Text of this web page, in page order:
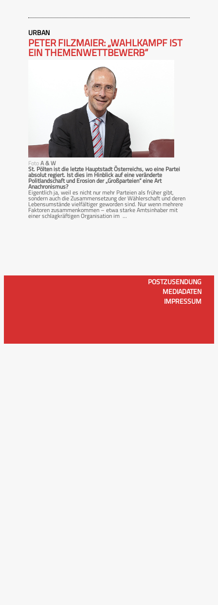
URBAN
PETER FILZMAIER: „WAHLKAMPF IST
EIN THEMENWETTBEWERB“
FotoA & W
St. Pölten ist die letzte Hauptstadt Österreichs, wo eine Partei
absolut regiert. Ist dies im Hinblick auf eine veränderte
Politlandschaft und Erosion der „Großparteien“ eine Art
Anachronismus?
Eigentlich ja, weil es nicht nur mehr Parteien als früher gibt,
sondern auch die Zusammensetzung der Wählerschaft und deren
Lebensumstände vielfältiger geworden sind. Nur wenn mehrere
Faktoren zusammenkommen – etwa starke Amtsinhaber mit
einer schlagkräftigen Organisation im ...
POSTZUSENDUNG
MEDIADATEN
IMPRESSUM